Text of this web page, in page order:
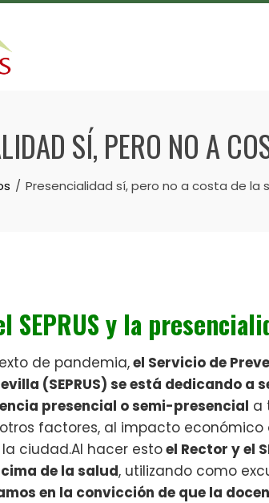
SÍ, PERO NO A
Presencialidad sí, pero no a costa de la
SEPRUS y la
de pandemia,el Servicio de
(SEPRUS) se está dedicando a
presencial o semi-presencial a
factores, al impacto
ciudad.Al hacer estoel Rector y el
de la salud, utilizando como
en la convicción de que la